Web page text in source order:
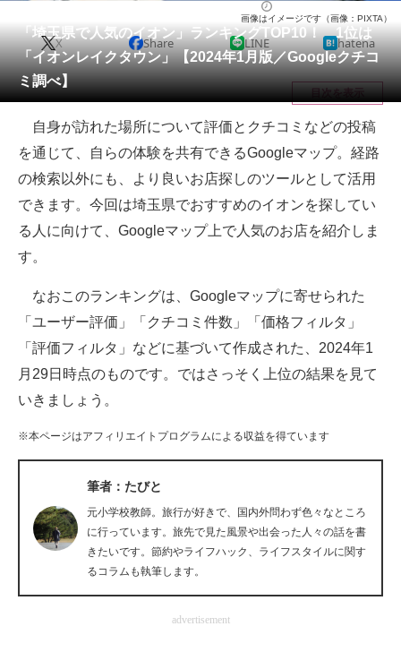
会員記事
メディア
注目記事を集めた総合ページ
ITの今と未来を見通す
スマホと通信の最新トレンド
進化するPCとデバイスの未来
ビジネスと働き方のヒント
企業ITのトレンドを詳説
ITエンジニア向け専門サイト
企業向けIT製品の総合サイト
IT製品の技術・比較・事例
「埼玉県で人気のイオン」ランキングTOP10！ 1位は
「イオンレイクタウン」【2024年1月版／Googleクチコ
ミ調べ】
画像はイメージです（画像：PIXTA）
X Share LINE hatena
目次を表示
自身が訪れた場所について評価とクチコミなどの投稿
を通じて、自らの体験を共有できるGoogleマップ。経路
の検索以外にも、より良いお店探しのツールとして活用
できます。今回は埼玉県でおすすめのイオンを探してい
る人に向けて、Googleマップ上で人気のお店を紹介しま
す。
なおこのランキングは、Googleマップに寄せられた
「ユーザー評価」「クチコミ件数」「価格フィルタ」
「評価フィルタ」などに基づいて作成された、2024年1
月29日時点のものです。ではさっそく上位の結果を見て
いきましょう。
※本ページはアフィリエイトプログラムによる収益を得ています
筆者：たびと
元小学校教師。旅行が好きで、国内外問わず色々なところ
に行っています。旅先で見た風景や出会った人々の話を書
きたいです。節約やライフハック、ライフスタイルに関す
るコラムも執筆します。
advertisement